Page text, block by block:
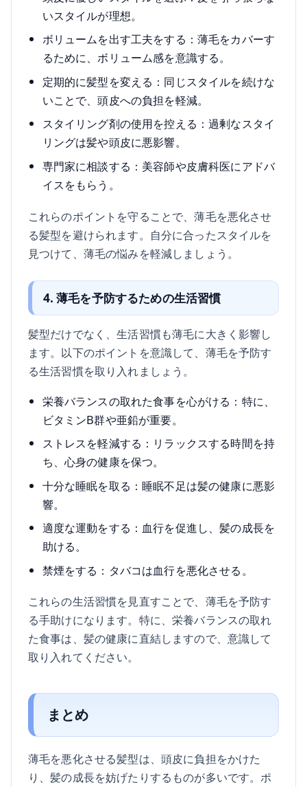
いスタイルが理想。
ボリュームを出す工夫をする：薄毛をカバーす
るために、ボリューム感を意識する。
定期的に髪型を変える：同じスタイルを続けな
いことで、頭皮への負担を軽減。
スタイリング剤の使用を控える：過剰なスタイ
リングは髪や頭皮に悪影響。
専門家に相談する：美容師や皮膚科医にアドバ
イスをもらう。
これらのポイントを守ることで、薄毛を悪化させ
る髪型を避けられます。自分に合ったスタイルを
見つけて、薄毛の悩みを軽減しましょう。
4. 薄毛を予防するための生活習慣
髪型だけでなく、生活習慣も薄毛に大きく影響し
ます。以下のポイントを意識して、薄毛を予防す
る生活習慣を取り入れましょう。
栄養バランスの取れた食事を心がける：特に、
ビタミンB群や亜鉛が重要。
ストレスを軽減する：リラックスする時間を持
ち、心身の健康を保つ。
十分な睡眠を取る：睡眠不足は髪の健康に悪影
響。
適度な運動をする：血行を促進し、髪の成長を
助ける。
禁煙をする：タバコは血行を悪化させる。
これらの生活習慣を見直すことで、薄毛を予防す
る手助けになります。特に、栄養バランスの取れ
た食事は、髪の健康に直結しますので、意識して
取り入れてください。
まとめ
薄毛を悪化させる髪型は、頭皮に負担をかけた
り、髪の成長を妨げたりするものが多いです。ポ